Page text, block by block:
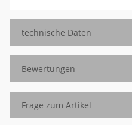
technische Daten
Bewertungen
Frage zum Artikel